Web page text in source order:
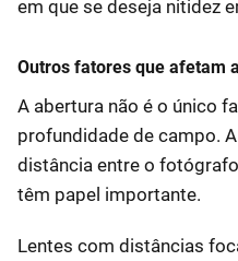
em que se deseja nitidez
Outros fatores que afetam
A abertura não é o único
profundidade de campo.
distância entre o
têm papel importante.
Lentes com distâncias